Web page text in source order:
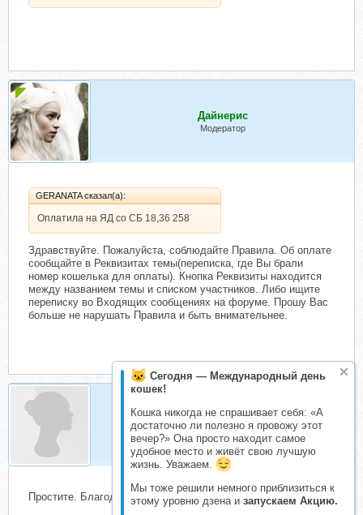
Сегодня — Международный день
кошек!
Кошка никогда не спрашивает себя: «А
достаточно ли полезно я провожу этот
вечер?» Она просто находит самое
удобное место и живёт свою лучшую
жизнь. Уважаем.
Мы тоже решили немного приблизиться к
этому уровню дзена и запускаем Акцию.
Дайнерис
Модератор
GERANATA сказал(а):
Оплатила на ЯД со СБ 18,36 258
Здравствуйте. Пожалуйста, соблюдайте Правила. Об оплате
сообщайте в Реквизитах темы(переписка, где Вы брали
номер кошелька для оплаты). Кнопка Реквизиты находится
между названием темы и списком участников. Либо ищите
переписку во Входящих сообщениях на форуме. Прошу Вас
больше не нарушать Правила и быть внимательнее.
GERANATA
Складчик
Простите. Благодарю.